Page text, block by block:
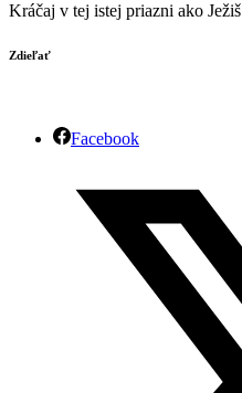
Kráčaj v tej istej priazni ako Ježiš
Zdieľať
Facebook